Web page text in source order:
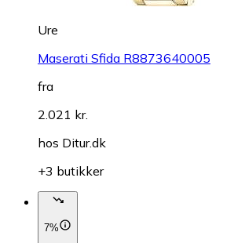
Ure
Maserati Sfida R8873640005
fra
2.021 kr.
hos Ditur.dk
+3 butikker
7%